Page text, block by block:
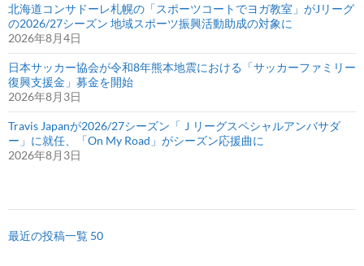
北海道コンサドーレ札幌の「スポーツコートでヨガ教室」がJリーグ
の2026/27シーズン 地域スポーツ振興活動助成の対象に
2026年8月4日
日本サッカー協会が令和8年熊本地震における「サッカーファミリー
復興支援金」募金を開始
2026年8月3日
Travis Japanが2026/27シーズン「Ｊリーグスペシャルアンバサダ
ー」に就任、「On My Road」がシーズン応援曲に
2026年8月3日
最近の投稿一覧 50